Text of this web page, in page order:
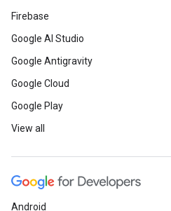
Firebase
Google AI Studio
Google Antigravity
Google Cloud
Google Play
View all
Android